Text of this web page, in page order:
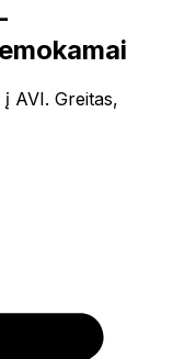
AVI. Greitas,